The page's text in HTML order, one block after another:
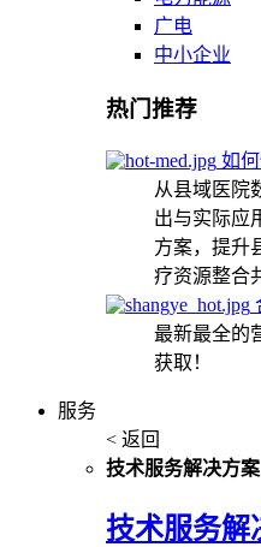
广电
中小企业
热门推荐
如
从县域医院
出与实际应
方案，提升
疗资源整合
最新最全的
获取！
服务
< 返回
技术服务解决方案
技术服务解